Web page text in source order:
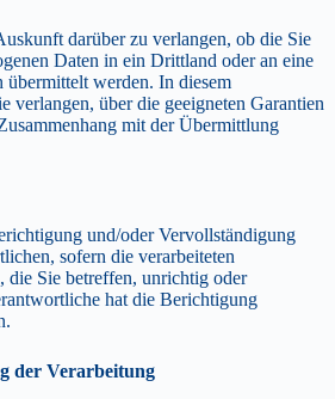
darüber zu verlangen, ob die Sie
Daten in ein Drittland oder an eine
übermittelt werden. In diesem
verlangen, über die geeigneten Garantien
mit der Übermittlung
und/oder Vervollständigung
sofern die verarbeiteten
die Sie betreffen, unrichtig oder
hat die Berichtigung
der Verarbeitung